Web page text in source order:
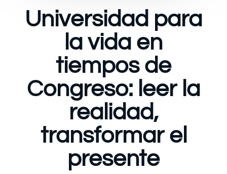
Universidad para
la vida en
tiempos de
Congreso: leer la
realidad,
transformar el
presente